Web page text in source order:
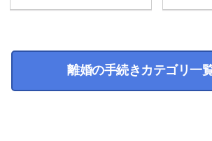
離婚の手続きカテゴリ一